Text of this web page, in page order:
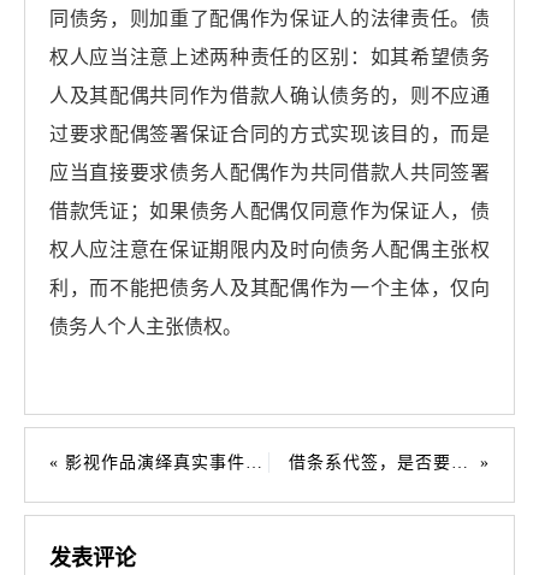
同债务，则加重了配偶作为保证人的法律责任。债
权人应当注意上述两种责任的区别：如其希望债务
人及其配偶共同作为借款人确认债务的，则不应通
过要求配偶签署保证合同的方式实现该目的，而是
应当直接要求债务人配偶作为共同借款人共同签署
借款凭证；如果债务人配偶仅同意作为保证人，债
权人应注意在保证期限内及时向债务人配偶主张权
利，而不能把债务人及其配偶作为一个主体，仅向
债务人个人主张债权。
影视作品演绎真实事件要当事人同意吗？ 借条系代签，是否要担责？
发表评论